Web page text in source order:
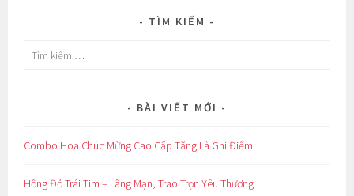
TÌM KIẾM
Tìm
BÀI VIẾT MỚI
Combo Hoa Chúc Mừng Cao Cấp Tặng Là Ghi Điểm
Hồng Đỏ Trái Tim – Lãng Mạn, Trao Trọn Yêu Thương